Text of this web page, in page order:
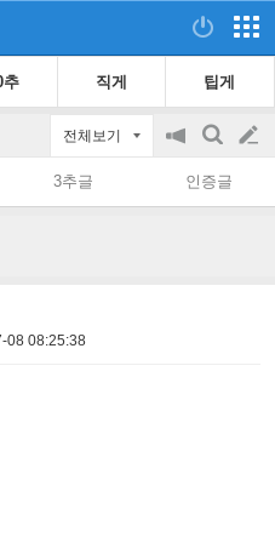
추 직게 팁게
전체보기
공
on/off
검
색
글
쓰
3추글 인증글
08 08:25:38